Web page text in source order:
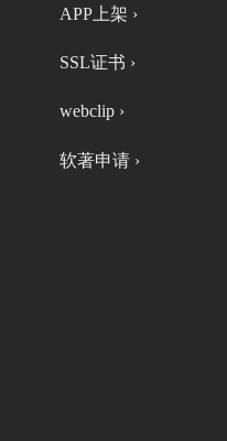
APP上架 ›
SSL证书 ›
webclip ›
软著申请 ›